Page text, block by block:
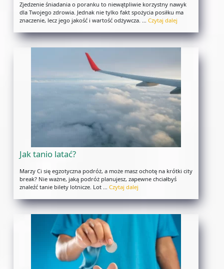
Zjedzenie śniadania o poranku to niewątpliwie korzystny nawyk
dla Twojego zdrowia. Jednak nie tylko fakt spożycia posiłku ma
znaczenie, lecz jego jakość i wartość odżywcza. … Czytaj dalej
Jak tanio latać?
Marzy Ci się egzotyczna podróż, a może masz ochotę na krótki city
break? Nie ważne, jaką podróż planujesz, zapewne chciałbyś
znaleźć tanie bilety lotnicze. Lot … Czytaj dalej